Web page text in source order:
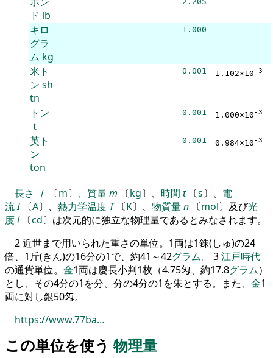
ド lb
キロ
グラ
ム kg
1.000
米ト
ン sh
tn
0.001 1.102×10-3
トン
ｔ
0.001 1.000×10-3
英ト
ン
ton
0.001 0.984×10-3
長さ ｌ 〔m〕 、 質量m 〔kg〕 、 時間 t〔s〕 、 電
流I〔A〕 、 熱力学温度 T〔K〕 、 物質量n 〔mol〕 及び光
度l〔cd〕 は次元的に独立な物理量であるとみなされます。
2近世まで用いられた重さの単位。 1両は1銖(しゅ)の24
倍、 1 斤(きん)の16分の1で、 約41 ～42グラム。 3江戸時代
の通貨単位。 金1両は慶長小判1枚 （4.75匁、 約17.8グラム）
と し、 その4分の1 を分、 分の4分の1 を朱とする。 また、 金1
両に対し銀50匁。
https://www.77ba…
この単位を使う 物理量